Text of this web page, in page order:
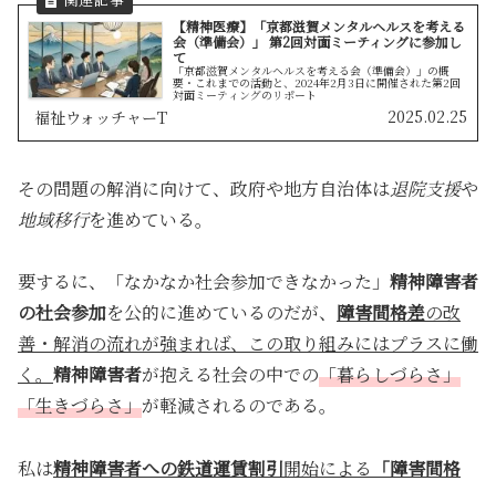
【精神医療】「京都滋賀メンタルヘルスを考える
会（準備会）」 第2回対面ミーティングに参加し
て
「京都滋賀メンタルヘルスを考える会（準備会）」の概
要・これまでの活動と、2024年2月3日に開催された第2回
対面ミーティングのリポート
福祉ウォッチャーT 2025.02.25
その問題の解消に向けて、政府や地方自治体は退院支援や
地域移行を進めている。
要するに、「なかなか社会参加できなかった」 精神障害者
の社会参加を公的に進めているのだが、 障害間格差の改
善・解消の流れが強まれば、この取り組みにはプラスに働
く。 精神障害者が抱える社会の中での「暮らしづらさ」
「生きづらさ」が軽減されるのである。
私は精神障害者への鉄道運賃割引開始による 「障害間格